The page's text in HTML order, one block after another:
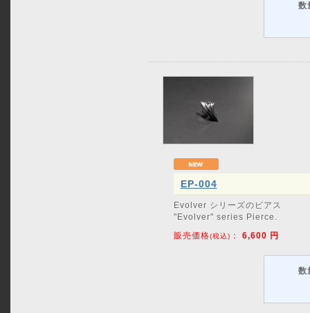
数
EP-004
Evolver シリーズのピアス
"Evolver" series Pierce.
販売価格(税込) ： 6,600 円
数